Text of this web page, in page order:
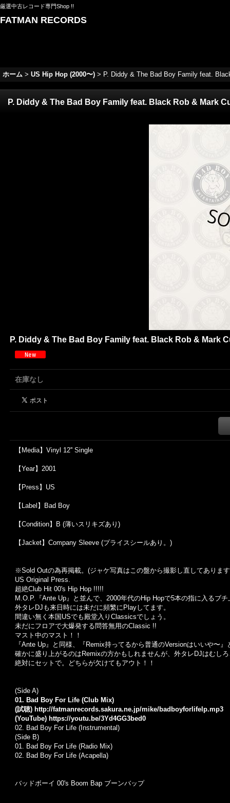
厳選中古レコード専門Shop !!
FATMAN RECORDS
ホーム > US Hip Hop (2000〜) > P. Diddy & The Bad Boy Family feat.
P. Diddy & The Bad Boy Family feat. Black Rob & Mark
P. Diddy & The Bad Boy Family feat. Black Rob & Mark
在庫なし
【Media】Vinyl 12'' Single
【Year】2001
【Press】US
【Label】Bad Boy
【Condition】B (薄いスリキズあり)
【Jacket】Company Sleeve (プライスシールあり。)
※Sold Outの為再掲載。 (ジャケ写真はこの盤から撮影し直してありま
US Original Press.
超絶Club Hit 00's Hip Hop !!!!!
M.O.P.『Ante Up』と並んで、2000年代のHip Hopで5本の指に入るブ
外タレDJも来日時には未だに頻繁にPlayしてます。
間違い無く本国USでも殿堂入りClassicsでしょう。
未だにフロアで大爆発する問答無用のClassic !!
マスト中のマスト！！
『Ante Up』と同様、『Remix持ってるから普通のVersionはいいや〜
確かに盛り上がるのはRemixの方かもしれませんが、外タレDJはむし
絶対にセットで。どちらが欠けてもアウト！！
(Side A)
01. Bad Boy For Life (Club Mix)
(試聴) http://fatmanrecords.sakura.ne.jp/mike/badboyforlifelp.mp3
(YouTube) https://youtu.be/3Yd4GG3bed0
02. Bad Boy For Life (Instrumental)
(Side B)
01. Bad Boy For Life (Radio Mix)
02. Bad Boy For Life (Acapella)
バッドボーイ 00's Boom Bap ブーンバップ